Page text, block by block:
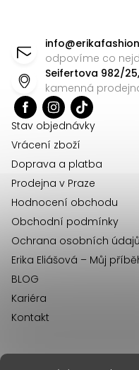
info@
odpovíme co
Seifertova 982/
kamenná
Stav objednávky
Vrácení zboží
Doprava a platba
Prodejna v Praze
Hodnocení obchodu
Obchodní podmínky
Ochrana osobních údajů
Erika Eliášová – Můj
BLOG
Kariéra
Kontakt